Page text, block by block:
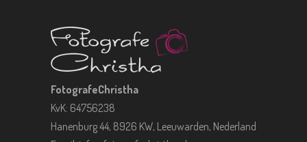
FotografeChristha
KvK: 64756238
Hanenburg 44, 8926 KW, Leeuwarden, Nederland